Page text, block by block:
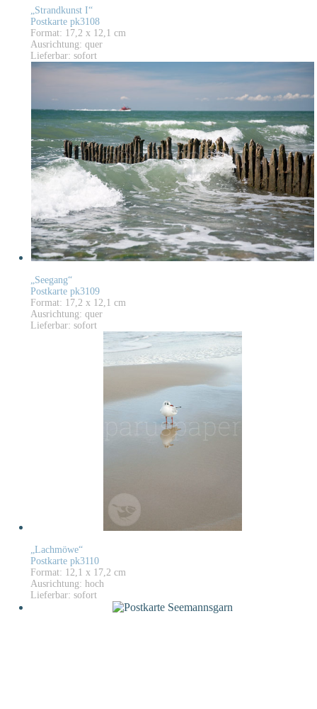
„Strandkunst I“
Postkarte pk3108
Format: 17,2 x 12,1 cm
Ausrichtung: quer
Lieferbar: sofort
„Seegang“
Postkarte pk3109
Format: 17,2 x 12,1 cm
Ausrichtung: quer
Lieferbar: sofort
„Lachmöwe“
Postkarte pk3110
Format: 12,1 x 17,2 cm
Ausrichtung: hoch
Lieferbar: sofort